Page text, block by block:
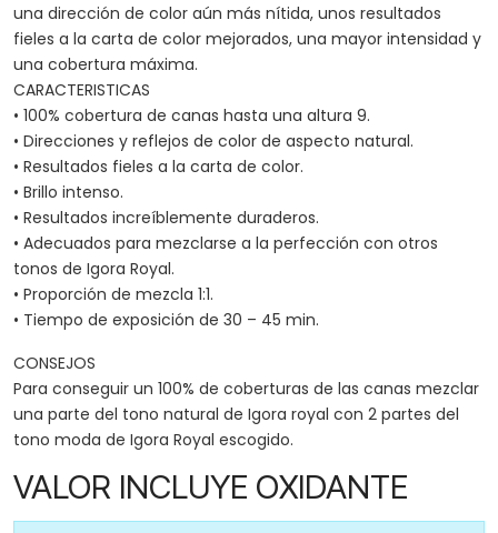
una dirección de color aún más nítida, unos resultados
fieles a la carta de color mejorados, una mayor intensidad y
una cobertura máxima.
CARACTERISTICAS
• 100% cobertura de canas hasta una altura 9.
• Direcciones y reflejos de color de aspecto natural.
• Resultados fieles a la carta de color.
• Brillo intenso.
• Resultados increíblemente duraderos.
• Adecuados para mezclarse a la perfección con otros
tonos de Igora Royal.
• Proporción de mezcla 1:1.
• Tiempo de exposición de 30 – 45 min.
CONSEJOS
Para conseguir un 100% de coberturas de las canas mezclar
una parte del tono natural de Igora royal con 2 partes del
tono moda de Igora Royal escogido.
VALOR INCLUYE OXIDANTE